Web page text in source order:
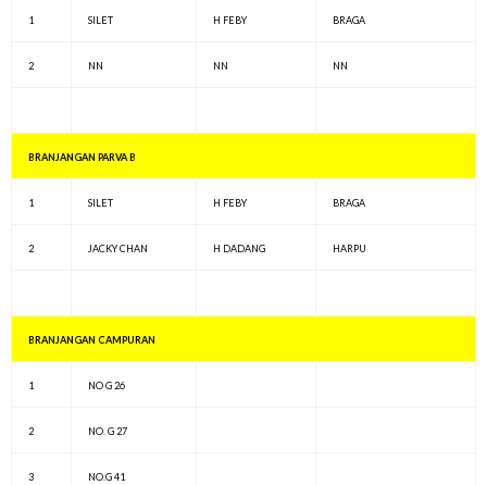
1 SILET H FEBY BRAGA
2 NN NN NN
BRANJANGAN PARVA B
1 SILET H FEBY BRAGA
2 JACKY CHAN H DADANG HARPU
BRANJANGAN CAMPURAN
1 NO G 26
2 NO. G 27
3 NO.G 41